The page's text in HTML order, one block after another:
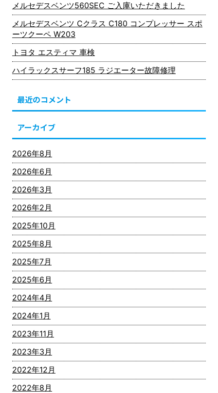
メルセデスベンツ560SEC ご入庫いただきました
メルセデスベンツ Cクラス C180 コンプレッサー スポ
ーツクーペ W203
トヨタ エスティマ 車検
ハイラックスサーフ185 ラジエーター故障修理
最近のコメント
アーカイブ
2026年8月
2026年6月
2026年3月
2026年2月
2025年10月
2025年8月
2025年7月
2025年6月
2024年4月
2024年1月
2023年11月
2023年3月
2022年12月
2022年8月